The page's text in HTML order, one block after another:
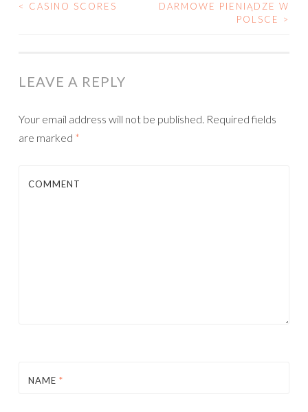
< CASINO SCORES
DARMOWE PIENIĄDZE W
POLSCE
>
LEAVE A REPLY
Your email address will not be published. Required fields
are marked *
COMMENT
NAME *